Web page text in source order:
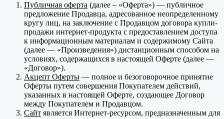
Публичная оферта (далее – «Оферта») — публичное
предложение Продавца, адресованное неопределенному
кругу лиц, на заключение с Продавцом договора купли-
продажи интернет-продукта с предоставлением доступа
к информационным материалам и содержимому Сайта
(далее — «Произведения») дистанционным способом на
условиях, содержащихся в настоящей Оферте (далее —
«Договор»).
Акцепт Оферты — полное и безоговорочное принятие
Оферты путем совершения Покупателем действий,
указанных в настоящей Оферте, создающее Договор
между Покупателем и Продавцом.
Сайт является Интернет-ресурсом, предназначенным для